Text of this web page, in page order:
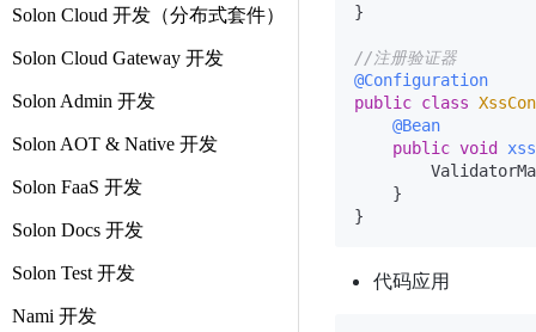
Solon Cloud 开发（分布式套件）
Solon Cloud Gateway 开发
Solon Admin 开发
Solon AOT & Native 开发
Solon FaaS 开发
Solon Docs 开发
Solon Test 开发
Nami 开发
}
//注册验证器
@Configuration
public class
@Bean
public void
    }
代码应用